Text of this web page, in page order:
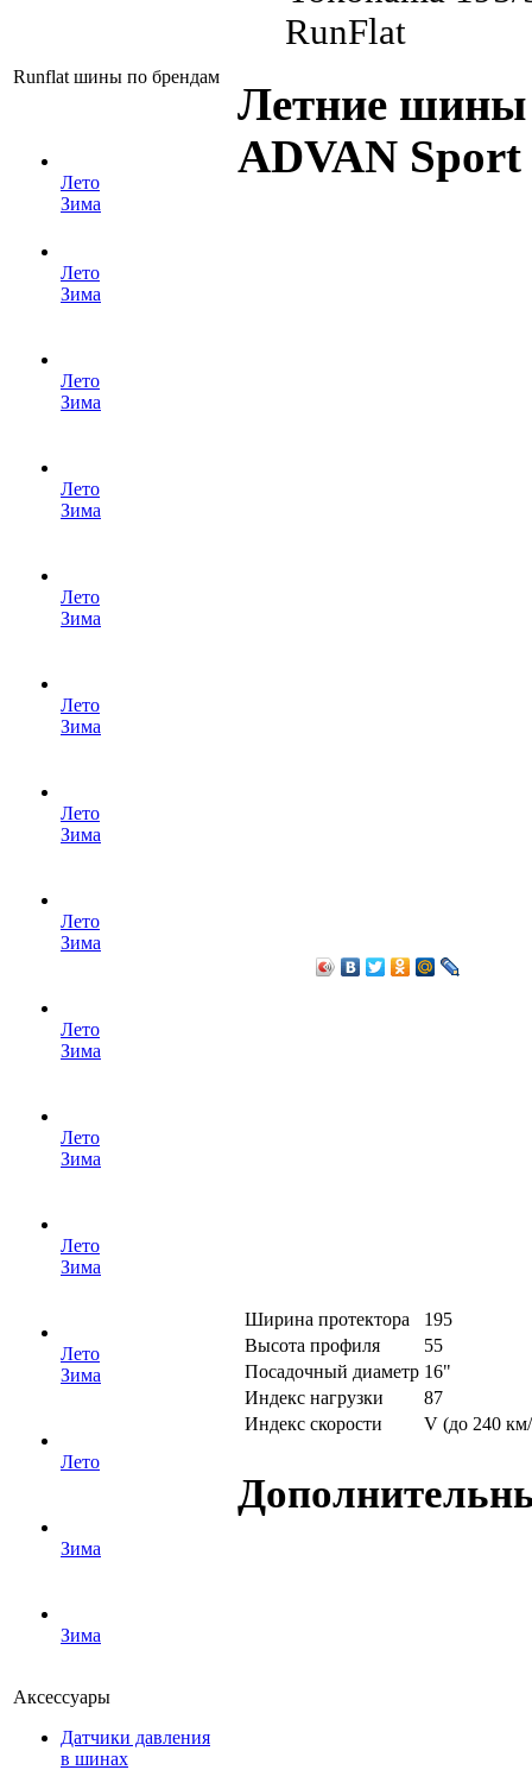
Runflat шины по брендам
Лето
Зима
Лето
Зима
Лето
Зима
Лето
Зима
Лето
Зима
Лето
Зима
Лето
Зима
Лето
Зима
Лето
Зима
Лето
Зима
Лето
Зима
Лето
Зима
Лето
Зима
Зима
Аксессуары
Датчики давления
в шинах
RunFlat
Летние шины
ADVAN Sport
Ширина протектора
195
Высота профиля
55
Посадочный диаметр 16"
Индекс нагрузки
87
Индекс скорости
V (до 240